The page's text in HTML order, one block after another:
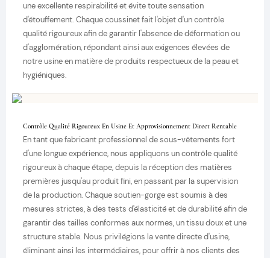
une excellente respirabilité et évite toute sensation
d'étouffement. Chaque coussinet fait l'objet d'un contrôle
qualité rigoureux afin de garantir l'absence de déformation ou
d'agglomération, répondant ainsi aux exigences élevées de
notre usine en matière de produits respectueux de la peau et
hygiéniques.
Contrôle Qualité Rigoureux En Usine Et Approvisionnement Direct Rentable
En tant que fabricant professionnel de sous-vêtements fort
d'une longue expérience, nous appliquons un contrôle qualité
rigoureux à chaque étape, depuis la réception des matières
premières jusqu'au produit fini, en passant par la supervision
de la production. Chaque soutien-gorge est soumis à des
mesures strictes, à des tests d'élasticité et de durabilité afin de
garantir des tailles conformes aux normes, un tissu doux et une
structure stable. Nous privilégions la vente directe d'usine,
éliminant ainsi les intermédiaires, pour offrir à nos clients des